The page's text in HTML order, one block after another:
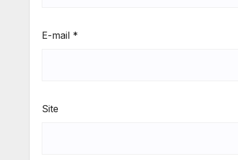
E-mail *
Site